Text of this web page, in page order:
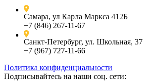
Самара, ул Карла Маркса 412Б
+7 (846) 267-11-67
Санкт-Петербург, ул. Школьная, 37
+7 (967) 727-11-66
Политика конфиденциальности
Подписывайтесь на наши соц. сети: